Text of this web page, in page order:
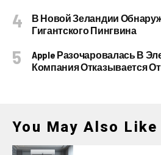
В Новой Зеландии
Гигантского Пингвина
Apple Разочаровалась В
Компания Отказывается
You May Also Like